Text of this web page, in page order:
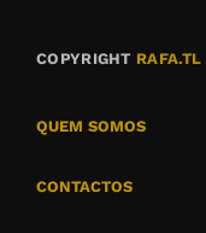
COPYRIGHT RAFA.TL
QUEM SOMOS
CONTACTOS